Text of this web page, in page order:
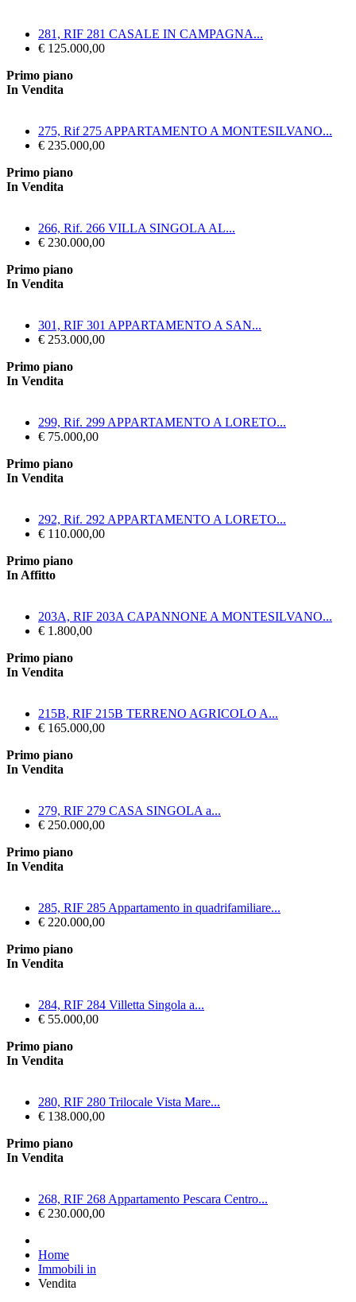
281, RIF 281 CASALE IN CAMPAGNA...
€ 125.000,00
Primo piano
In Vendita
275, Rif 275 APPARTAMENTO A MONTESILVANO...
€ 235.000,00
Primo piano
In Vendita
266, Rif. 266 VILLA SINGOLA AL...
€ 230.000,00
Primo piano
In Vendita
301, RIF 301 APPARTAMENTO A SAN...
€ 253.000,00
Primo piano
In Vendita
299, Rif. 299 APPARTAMENTO A LORETO...
€ 75.000,00
Primo piano
In Vendita
292, Rif. 292 APPARTAMENTO A LORETO...
€ 110.000,00
Primo piano
In Affitto
203A, RIF 203A CAPANNONE A MONTESILVANO...
€ 1.800,00
Primo piano
In Vendita
215B, RIF 215B TERRENO AGRICOLO A...
€ 165.000,00
Primo piano
In Vendita
279, RIF 279 CASA SINGOLA a...
€ 250.000,00
Primo piano
In Vendita
285, RIF 285 Appartamento in quadrifamiliare...
€ 220.000,00
Primo piano
In Vendita
284, RIF 284 Villetta Singola a...
€ 55.000,00
Primo piano
In Vendita
280, RIF 280 Trilocale Vista Mare...
€ 138.000,00
Primo piano
In Vendita
268, RIF 268 Appartamento Pescara Centro...
€ 230.000,00
Home
Immobili in
Vendita